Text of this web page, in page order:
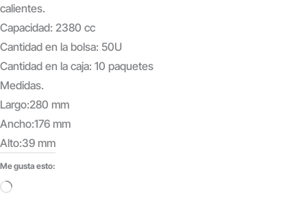
calientes.
Capacidad: 2380 cc
Cantidad en la bolsa: 50U
Cantidad en la caja: 10 paquetes
Medidas.
Largo:280 mm
Ancho:176 mm
Alto:39 mm
Me gusta esto:
Cargando...